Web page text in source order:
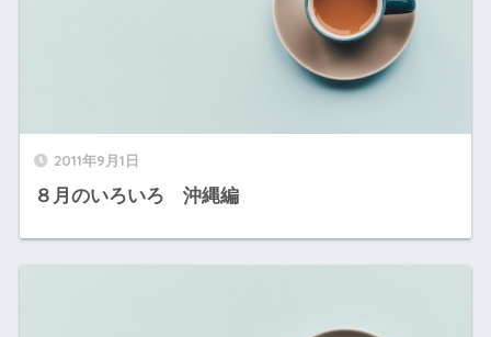
2011年9月1日
８月のいろいろ 沖縄編